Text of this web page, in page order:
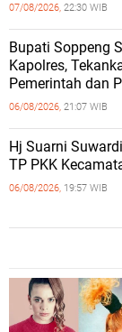
07/08/2026, 22:30 WIB
Bupati Soppeng
Kapolres,
Pemerintah dan
06/08/2026, 21:07 WIB
Hj Suarni
TP PKK
06/08/2026, 19:57 WIB